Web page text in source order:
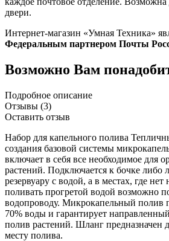
двери.
Интернет-магазин «Умная Техника»
Федеральным партнером Почты
Возможно Вам
Подробное описание
Отзывы (3)
Оставить отзыв
Набор для капельного полива
создания базовой системы
включает в себя все необходимое для
растений. Подключается к бочке либо
резервуару с водой, а в местах, где нет
поливать прогретой водой возможно
водопроводу. Микрокапельный полив
70% воды и гарантирует
полив растений. Шланг предназначен
месту полива.